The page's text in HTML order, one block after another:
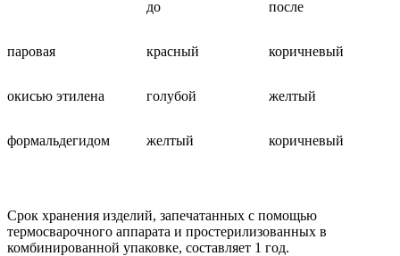
до
после
паровая красный коричневый
окисью этилена голубой желтый
формальдегидом желтый коричневый
Срок хранения изделий, запечатанных с помощью
термосварочного аппарата и простерилизованных в
комбинированной упаковке, составляет 1 год.